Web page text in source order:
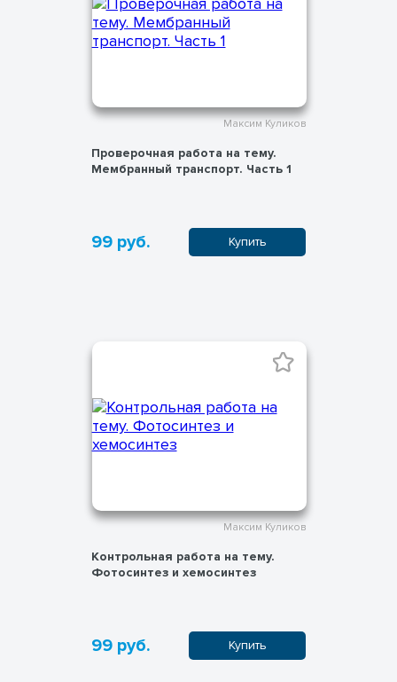
Максим Куликов
Проверочная работа на тему.
Мембранный транспорт. Часть 1
99 руб. Купить
Максим Куликов
Контрольная работа на тему.
Фотосинтез и хемосинтез
99 руб. Купить